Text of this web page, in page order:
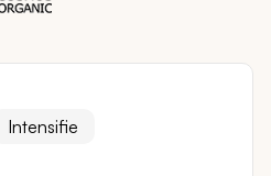
Intensifie